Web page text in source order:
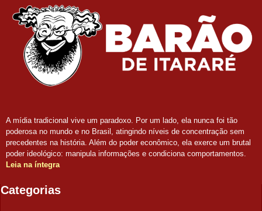
A mídia tradicional vive um paradoxo. Por um lado, ela nunca foi tão
poderosa no mundo e no Brasil, atingindo níveis de concentração sem
precedentes na história. Além do poder econômico, ela exerce um brutal
poder ideológico: manipula informações e condiciona comportamentos.
Leia na íntegra
Categorias